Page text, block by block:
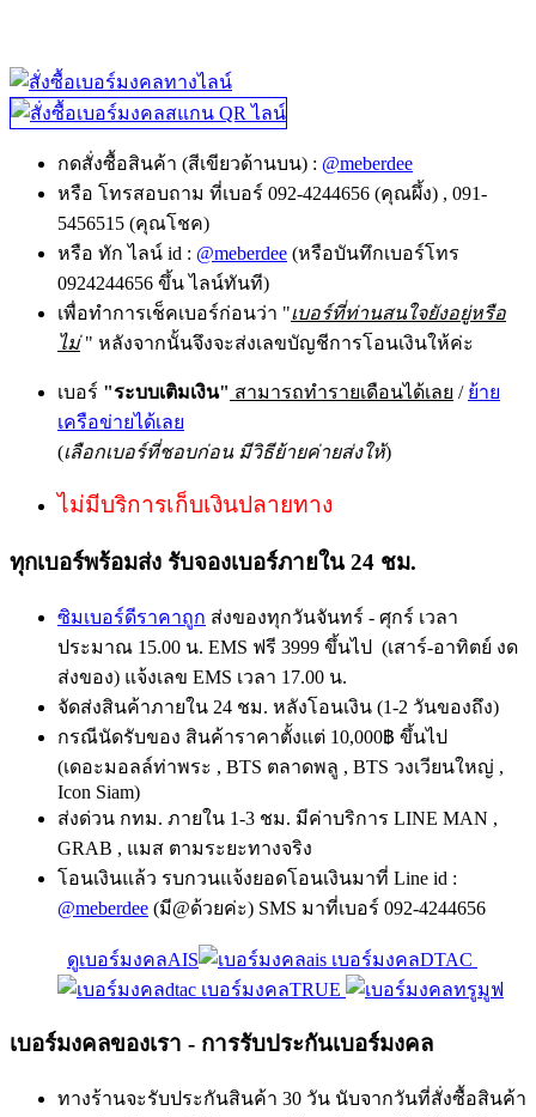
กดสั่งซื้อสินค้า (สีเขียวด้านบน) : @meberdee
หรือ โทรสอบถาม ที่เบอร์ 092-4244656 (คุณผึ้ง) , 091-
5456515 (คุณโชค)
หรือ ทัก ไลน์ id : @meberdee (หรือบันทึกเบอร์โทร
0924244656 ขึ้น ไลน์ทันที)
เพื่อทำการเช็คเบอร์ก่อนว่า "เบอร์ที่ท่านสนใจยังอยู่หรือ
ไม่" หลังจากนั้นจึงจะส่งเลขบัญชีการโอนเงินให้ค่ะ
เบอร์ "ระบบเติมเงิน" สามารถทำรายเดือนได้เลย / ย้าย
เครือข่ายได้เลย
(เลือกเบอร์ที่ชอบก่อน มีวิธีย้ายค่ายส่งให้)
ไม่มีบริการเก็บเงินปลายทาง
ทุกเบอร์พร้อมส่ง รับจองเบอร์ภายใน 24 ชม.
ซิมเบอร์ดีราคาถูก ส่งของทุกวันจันทร์ - ศุกร์ เวลา
ประมาณ 15.00 น. EMS ฟรี 3999 ขึ้นไป (เสาร์-อาทิตย์ งด
ส่งของ) แจ้งเลข EMS เวลา 17.00 น.
จัดส่งสินค้าภายใน 24 ชม. หลังโอนเงิน (1-2 วันของถึง)
กรณีนัดรับของ สินค้าราคาตั้งแต่ 10,000฿ ขึ้นไป
(เดอะมอลล์ท่าพระ , BTS ตลาดพลู , BTS วงเวียนใหญ่ ,
Icon Siam)
ส่งด่วน กทม. ภายใน 1-3 ชม. มีค่าบริการ LINE MAN ,
GRAB , แมส ตามระยะทางจริง
โอนเงินแล้ว รบกวนแจ้งยอดโอนเงินมาที่ Line id :
@meberdee (มี@ด้วยค่ะ) SMS มาที่เบอร์ 092-4244656
ดูเบอร์มงคลAIS
เบอร์มงคลDTAC
เบอร์มงคลTRUE
เบอร์มงคลของเรา - การรับประกันเบอร์มงคล
ทางร้านจะรับประกันสินค้า 30 วัน นับจากวันที่สั่งซื้อสินค้า